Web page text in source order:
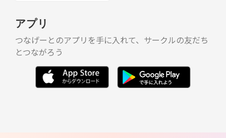
アプリ
つなげーとのアプリを手に入れて、サークルの友だち
とつながろう